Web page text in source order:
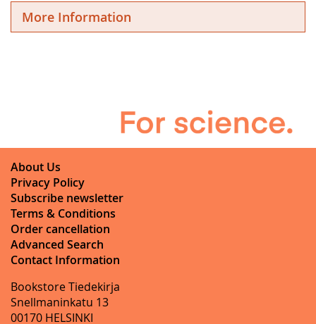
More Information
About Us
Privacy Policy
Subscribe newsletter
Terms & Conditions
Order cancellation
Advanced Search
Contact Information
Bookstore Tiedekirja
Snellmaninkatu 13
00170 HELSINKI